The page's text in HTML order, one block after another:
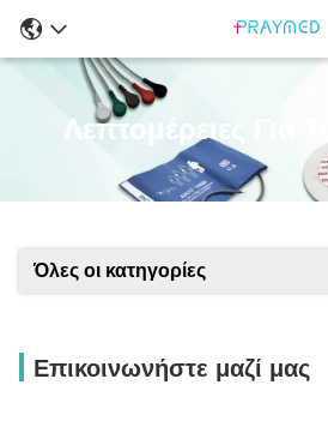
Λεπτομέρειες Για
Όλες οι κατηγορίες
Επικοινωνήστε μαζί μας